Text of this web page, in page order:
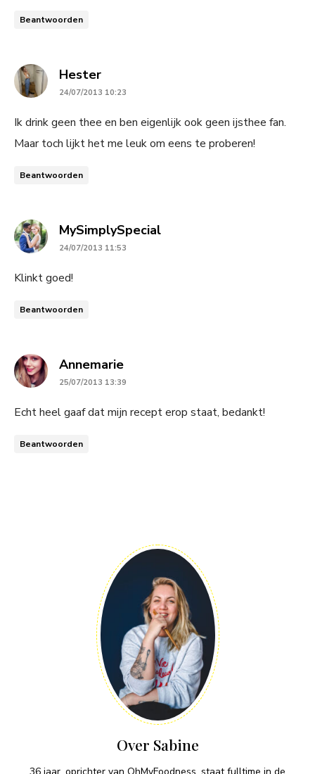
Beantwoorden
Hestersays:
24/07/2013 10:23
Ik drink geen thee en ben eigenlijk ook geen ijsthee fan.
Maar toch lijkt het me leuk om eens te proberen!
Beantwoorden
MySimplySpecialsays:
24/07/2013 11:53
Klinkt goed!
Beantwoorden
Annemariesays:
25/07/2013 13:39
Echt heel gaaf dat mijn recept erop staat, bedankt!
Beantwoorden
Over Sabine